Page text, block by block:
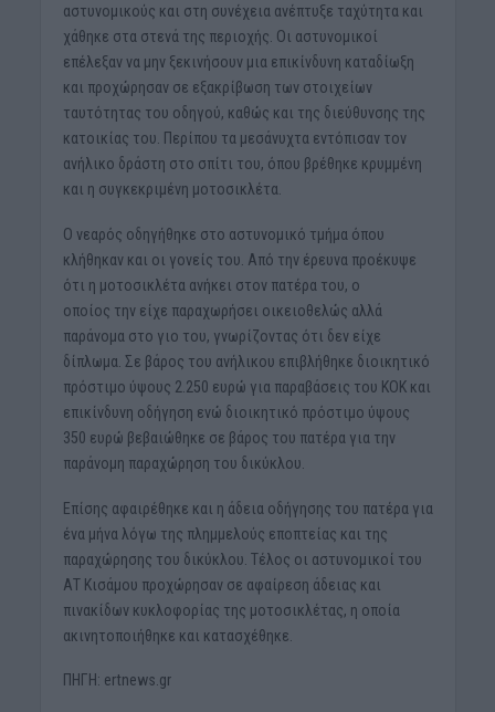
αστυνομικούς και στη συνέχεια ανέπτυξε ταχύτητα και
χάθηκε στα στενά της περιοχής. Οι αστυνομικοί
επέλεξαν να μην ξεκινήσουν μια επικίνδυνη καταδίωξη
και προχώρησαν σε εξακρίβωση των στοιχείων
ταυτότητας του οδηγού, καθώς και της διεύθυνσης της
κατοικίας του. Περίπου τα μεσάνυχτα εντόπισαν τον
ανήλικο δράστη στο σπίτι του, όπου βρέθηκε κρυμμένη
και η συγκεκριμένη μοτοσικλέτα.
Ο νεαρός οδηγήθηκε στο αστυνομικό τμήμα όπου
κλήθηκαν και οι γονείς του. Από την έρευνα προέκυψε
ότι η μοτοσικλέτα ανήκει στον πατέρα του, ο
οποίος την είχε παραχωρήσει οικειοθελώς αλλά
παράνομα στο γιο του, γνωρίζοντας ότι δεν είχε
δίπλωμα. Σε βάρος του ανήλικου επιβλήθηκε διοικητικό
πρόστιμο ύψους 2.250 ευρώ για παραβάσεις του ΚΟΚ και
επικίνδυνη οδήγηση ενώ διοικητικό πρόστιμο ύψους
350 ευρώ βεβαιώθηκε σε βάρος του πατέρα για την
παράνομη παραχώρηση του δικύκλου.
Επίσης αφαιρέθηκε και η άδεια οδήγησης του πατέρα για
ένα μήνα λόγω της πλημμελούς εποπτείας και της
παραχώρησης του δικύκλου. Τέλος οι αστυνομικοί του
ΑΤ Κισάμου προχώρησαν σε αφαίρεση άδειας και
πινακίδων κυκλοφορίας της μοτοσικλέτας, η οποία
ακινητοποιήθηκε και κατασχέθηκε.
ΠΗΓΗ: ertnews.gr